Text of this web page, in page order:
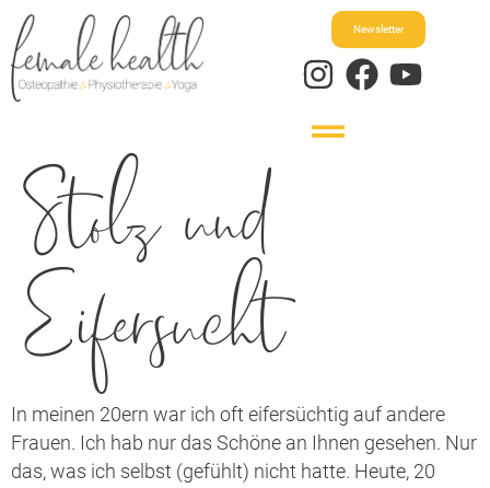
Newsletter
Stolz und
Eifersucht
In meinen 20ern war ich oft eifersüchtig auf andere
Frauen. Ich hab nur das Schöne an Ihnen gesehen. Nur
das, was ich selbst (gefühlt) nicht hatte. Heute, 20